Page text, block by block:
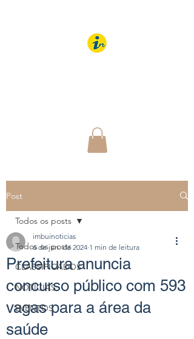
Post
Todos os posts
CLASSIFICADOS
NOTÍCIAS
EVENTOS
Todos os posts
Prefeitura anuncia
concurso público com 593
vagas para a área da
saúde
imbuinoticias
6 de jun. de 2024 1 min de leitura